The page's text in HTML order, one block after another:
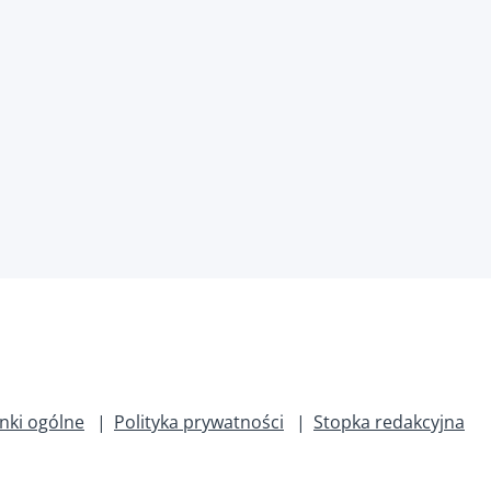
ogólne Polityka prywatności Stopka redakcyjna